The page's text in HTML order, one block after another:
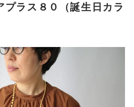
ラス８０（誕生日カラ